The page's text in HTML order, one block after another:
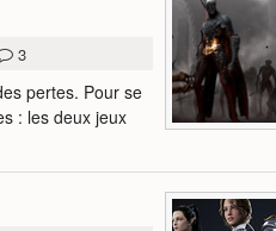
3
pertes. Pour se
: les deux jeux